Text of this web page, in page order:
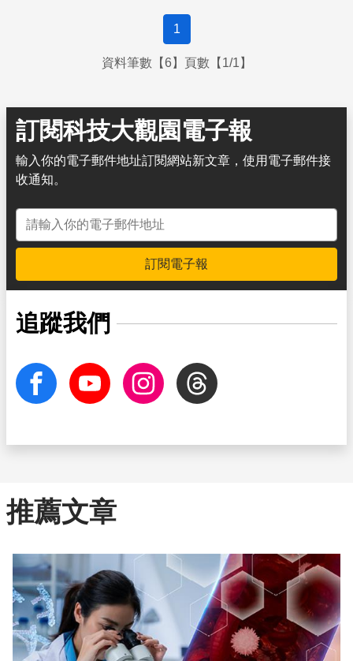
1
資料筆數【6】頁數【1/1】
訂閱科技大觀園電子報
輸入你的電子郵件地址訂閱網站新文章，使用電子郵件接
收通知。
電子郵件地址
訂閱電子報
追蹤我們
facebook Youtube InstagramThreads
推薦文章